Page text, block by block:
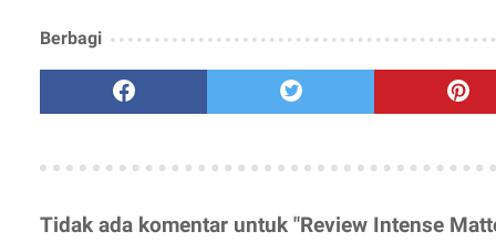
Berbagi
Tidak ada komentar untuk "Review Intense